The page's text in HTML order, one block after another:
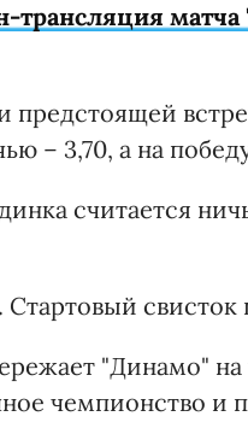
трансляция матча
предстоящей
– 3,70, а на
считается
свисток
"Динамо" на
чемпионство и